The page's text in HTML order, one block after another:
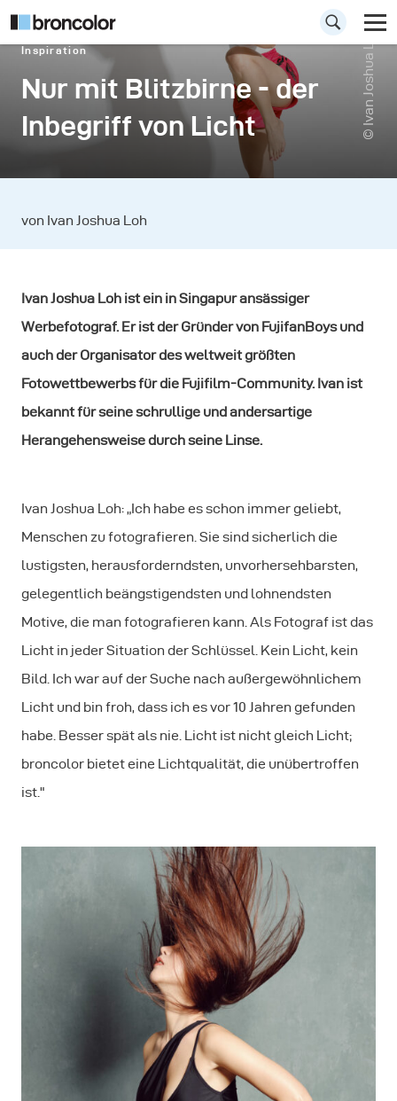
Inspiration
Nur mit Blitzbirne - der
Inbegriff von Licht
© Ivan Joshua Loh
von Ivan Joshua Loh
Ivan Joshua Loh ist ein in Singapur ansässiger
Werbefotograf. Er ist der Gründer von FujifanBoys und
auch der Organisator des weltweit größten
Fotowettbewerbs für die Fujifilm-Community. Ivan ist
bekannt für seine schrullige und andersartige
Herangehensweise durch seine Linse.
Ivan Joshua Loh: „Ich habe es schon immer geliebt,
Menschen zu fotografieren. Sie sind sicherlich die
lustigsten, herausforderndsten, unvorhersehbarsten,
gelegentlich beängstigendsten und lohnendsten
Motive, die man fotografieren kann. Als Fotograf ist das
Licht in jeder Situation der Schlüssel. Kein Licht, kein
Bild. Ich war auf der Suche nach außergewöhnlichem
Licht und bin froh, dass ich es vor 10 Jahren gefunden
habe. Besser spät als nie. Licht ist nicht gleich Licht;
broncolor bietet eine Lichtqualität, die unübertroffen
ist."